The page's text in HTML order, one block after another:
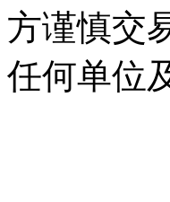
方谨慎交
任何单位